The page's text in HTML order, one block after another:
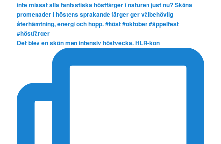
Det blev en skön men intensiv höstvecka. HLR-kon